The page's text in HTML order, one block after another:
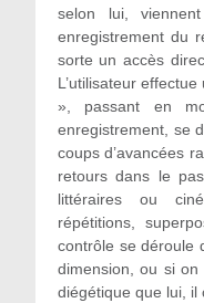
selon lui,
enregistrement du
sorte un accès
L’utilisateur
», passant en
enregistrement, se
coups d’avancées
retours dans le
littéraires ou
répétitions,
contrôle se déroule
dimension, ou si
diégétique que lui, il